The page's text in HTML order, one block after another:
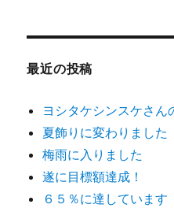
最近の投稿
ヨシタケシンスケさん
夏飾りに変わりました
梅雨に入りました
遂に目標額達成！
６５％に達しています